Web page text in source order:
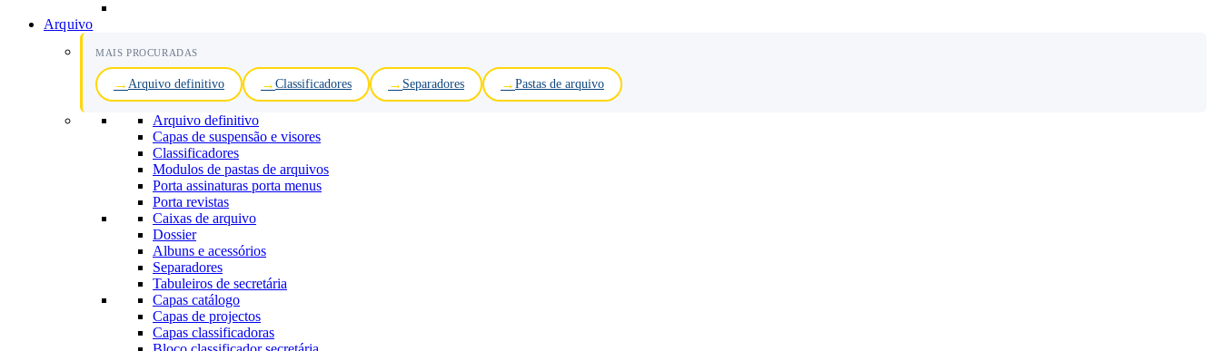
Arquivo
MAIS PROCURADAS
Arquivo definitivo Classificadores Separadores Pastas de arquivo
Arquivo definitivo
Capas de suspensão e visores
Classificadores
Modulos de pastas de arquivos
Porta assinaturas porta menus
Porta revistas
Caixas de arquivo
Dossier
Albuns e acessórios
Separadores
Tabuleiros de secretária
Capas catálogo
Capas de projectos
Capas classificadoras